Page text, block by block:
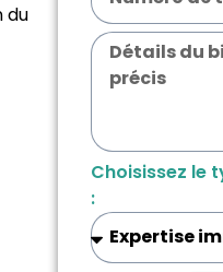
du
Choisissez le
: